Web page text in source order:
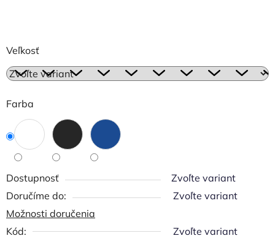
Veľkosť
Farba
Dostupnosť
Zvoľte variant
Zvoľte variant
Možnosti doručenia
Kód:
Zvoľte variant